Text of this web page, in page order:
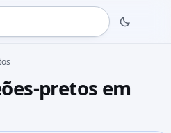
pretos em